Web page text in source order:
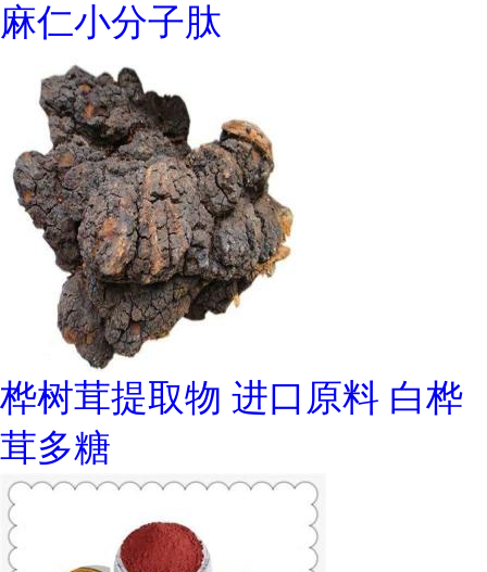
麻仁小分子肽
桦树茸提取物 进口原料 白桦
茸多糖